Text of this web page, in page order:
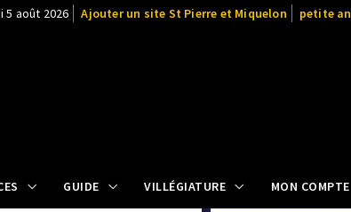
5 août 2026 Ajouter un site St Pierre et Miquelon
petite
GUIDE VILLÉGIATURE MON COMPTE